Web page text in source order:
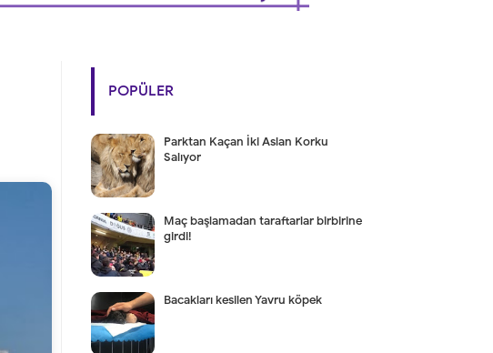
POPÜLER
Parktan Kaçan İki Aslan Korku
Salıyor
Maç başlamadan taraftarlar birbirine
girdi!
Bacakları kesilen Yavru köpek